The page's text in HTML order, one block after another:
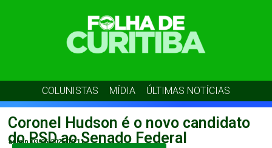
COLUNISTAS MÍDIA ÚLTIMAS NOTÍCIAS
Coronel Hudson é o novo candidato
do PSD ao Senado Federal
admin 03/06/2026 10:11